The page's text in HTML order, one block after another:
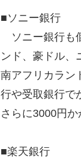
■ソニー銀行
ソニー銀行も
ンド、豪ドル、
南アフリカラン
行や受取銀行で
さらに3000円か
■楽天銀行